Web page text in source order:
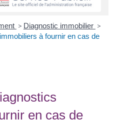
> Diagnostic immobilier >
à fournir en cas de
en cas de